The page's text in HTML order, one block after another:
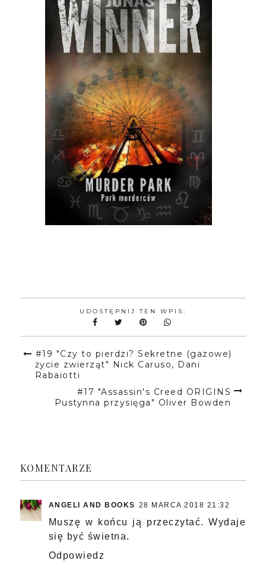
UDOSTĘPNIJ TEN WPIS:
#19 "Czy to pierdzi? Sekretne (gazowe)
życie zwierząt" Nick Caruso, Dani
Rabaiotti
#17 "Assassin's Creed ORIGINS
Pustynna przysięga" Oliver Bowden
KOMENTARZE
ANGELI AND BOOKS 28 MARCA 2018 21:32
Muszę w końcu ją przeczytać. Wydaje
się być świetna.
Odpowiedz